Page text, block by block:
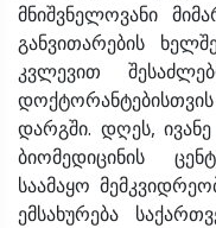
მნიშვნელოვანი
განვითარების
კვლევით
დარგში. დღეს,
ბიომედიცინის
საამაყო
ემსახურება